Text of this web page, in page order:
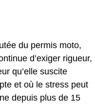
du permis moto,
d’exiger rigueur,
qu’elle suscite
et où le stress peut
depuis plus de 15